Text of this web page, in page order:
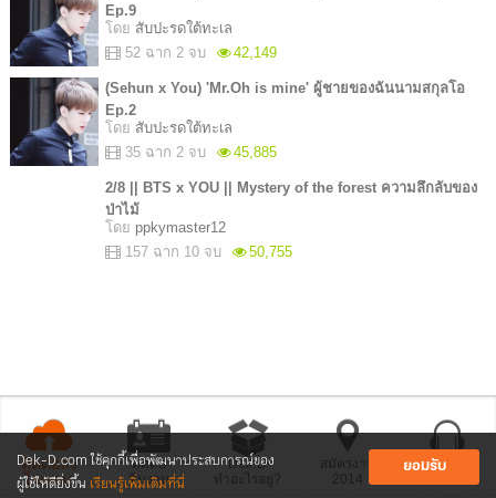
Dek-D.com ใช้คุกกี้เพื่อพัฒนาประสบการณ์ของ
ผู้ใช้ให้ดียิ่งขึ้น เรียนรู้เพิ่มเติมที่นี่
ยอมรับ
Ep.9
โดย สับปะรดใต้ทะเล
52 ฉาก 2 จบ
42,149
(Sehun x You) 'Mr.Oh is mine' ผู้ชายของฉันนามสกุลโอ
Ep.2
โดย สับปะรดใต้ทะเล
35 ฉาก 2 จบ
45,885
2/8 || BTS x YOU || Mystery of the forest ความลึกลับของ
ป่าไม้
โดย ppkymaster12
157 ฉาก 10 จบ
50,755
ติดต่อลง
โฆษณา
ติดต่อ
ทีมงาน
Dek-D
ทำอะไรอยู่?
สมัครงาน
2014
รับ นศ.